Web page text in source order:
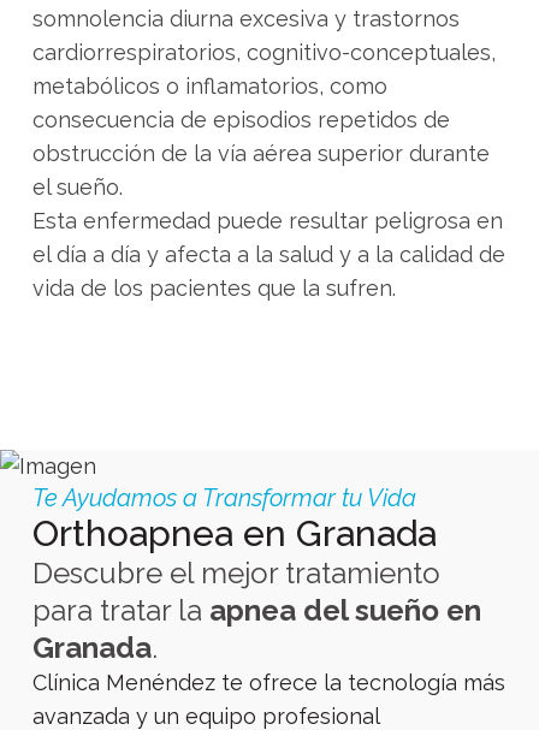
somnolencia diurna excesiva y trastornos
cardiorrespiratorios, cognitivo-conceptuales,
metabólicos o inflamatorios, como
consecuencia de episodios repetidos de
obstrucción de la vía aérea superior durante
el sueño.
Esta enfermedad puede resultar peligrosa en
el día a día y afecta a la salud y a la calidad de
vida de los pacientes que la sufren.
Te Ayudamos a Transformar tu Vida
Orthoapnea en Granada
Descubre el mejor tratamiento
para tratar la apnea del sueño en
Granada.
Clínica Menéndez te ofrece la tecnología más
avanzada y un equipo profesional